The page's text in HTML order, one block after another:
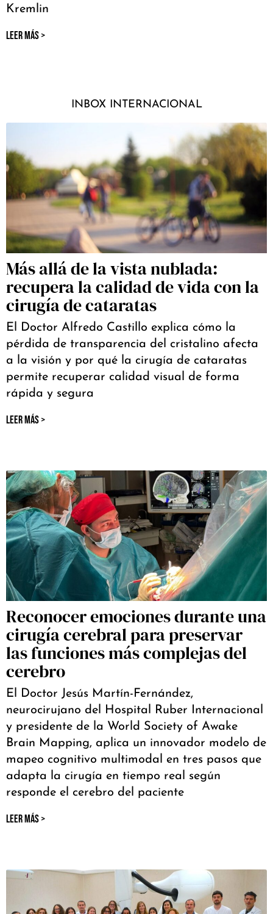
Kremlin
LEER MÁS >
INBOX INTERNACIONAL
Más allá de la vista nublada:
recupera la calidad de vida con la
cirugía de cataratas
El Doctor Alfredo Castillo explica cómo la
pérdida de transparencia del cristalino afecta
a la visión y por qué la cirugía de cataratas
permite recuperar calidad visual de forma
rápida y segura
LEER MÁS >
Reconocer emociones durante una
cirugía cerebral para preservar
las funciones más complejas del
cerebro
El Doctor Jesús Martín-Fernández,
neurocirujano del Hospital Ruber Internacional
y presidente de la World Society of Awake
Brain Mapping, aplica un innovador modelo de
mapeo cognitivo multimodal en tres pasos que
adapta la cirugía en tiempo real según
responde el cerebro del paciente
LEER MÁS >